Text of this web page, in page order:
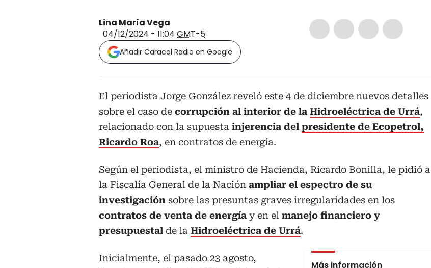
Lina María Vega
04/12/2024 - 11:04 GMT-5
Añadir Caracol Radio en Google
El periodista Jorge González reveló este 4 de diciembre nuevos detalles
sobre el caso de corrupción al interior de la Hidroeléctrica de Urrá,
relacionado con la supuesta injerencia del presidente de Ecopetrol,
Ricardo Roa, en contratos de energía.
Según el periodista, el ministro de Hacienda, Ricardo Bonilla, le pidió a
la Fiscalía General de la Nación ampliar el espectro de su
investigación sobre las presuntas graves irregularidades en los
contratos de venta de energía y en el manejo financiero y
presupuestal de la Hidroeléctrica de Urrá.
Más información
Inicialmente, el pasado 23 agosto,